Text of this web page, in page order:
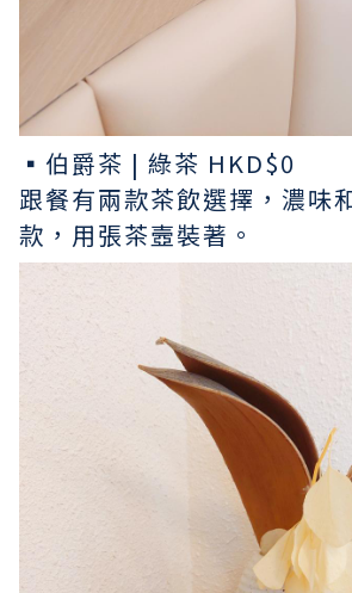
▪︎伯爵茶 | 綠茶 HKD$0
跟餐有兩款茶飲選擇，濃味
款，用張茶壼裝著。